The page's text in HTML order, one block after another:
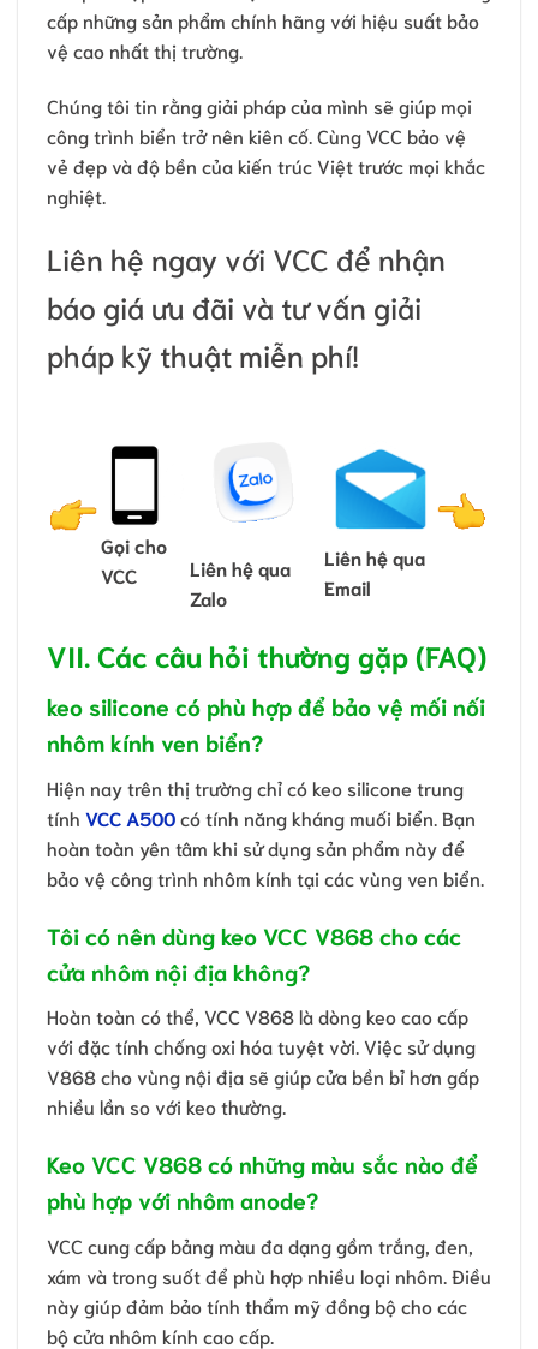
cấp những sản phẩm chính hãng với hiệu suất bảo
vệ cao nhất thị trường.
Chúng tôi tin rằng giải pháp của mình sẽ giúp mọi
công trình biển trở nên kiên cố. Cùng VCC bảo vệ
vẻ đẹp và độ bền của kiến trúc Việt trước mọi khắc
nghiệt.
Liên hệ ngay với VCC để nhận
báo giá ưu đãi và tư vấn giải
pháp kỹ thuật miễn phí!
Gọi cho
VCC
Liên hệ qua
Zalo
Liên hệ qua
Email
VII. Các câu hỏi thường gặp (FAQ)
keo silicone có phù hợp để bảo vệ mối nối
nhôm kính ven biển?
Hiện nay trên thị trường chỉ có keo silicone trung
tính VCC A500có tính năng kháng muối biển. Bạn
hoàn toàn yên tâm khi sử dụng sản phẩm này để
bảo vệ công trình nhôm kính tại các vùng ven biển.
Tôi có nên dùng keo VCC V868 cho các
cửa nhôm nội địa không?
Hoàn toàn có thể, VCC V868 là dòng keo cao cấp
với đặc tính chống oxi hóa tuyệt vời. Việc sử dụng
V868 cho vùng nội địa sẽ giúp cửa bền bỉ hơn gấp
nhiều lần so với keo thường.
Keo VCC V868 có những màu sắc nào để
phù hợp với nhôm anode?
VCC cung cấp bảng màu đa dạng gồm trắng, đen,
xám và trong suốt để phù hợp nhiều loại nhôm. Điều
này giúp đảm bảo tính thẩm mỹ đồng bộ cho các
bộ cửa nhôm kính cao cấp.